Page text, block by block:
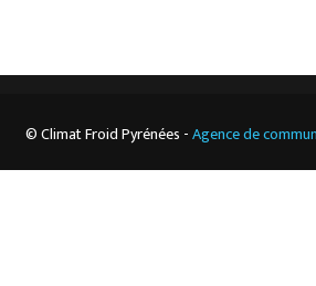
© Climat Froid Pyrénées -Agence de